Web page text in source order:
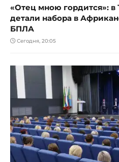
«Отец мною гордится»: в
детали набора в
БПЛА
Сегодня, 20:05